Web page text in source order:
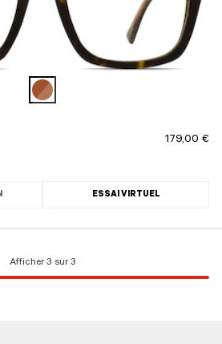
179,00 €
ESSAI VIRTUEL
Afficher 3 sur 3